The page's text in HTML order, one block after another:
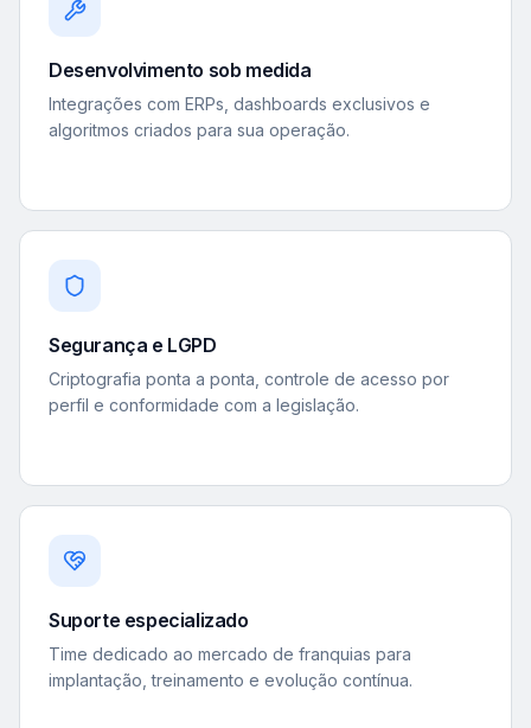
Desenvolvimento sob medida
Integrações com ERPs, dashboards exclusivos e
algoritmos criados para sua operação.
Segurança e LGPD
Criptografia ponta a ponta, controle de acesso por
perfil e conformidade com a legislação.
Suporte especializado
Time dedicado ao mercado de franquias para
implantação, treinamento e evolução contínua.